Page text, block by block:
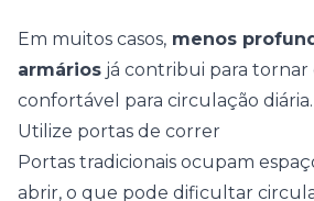
Em muitos casos, menos
armários já contribui para tornar
confortável para circulação diária.
Utilize portas de correr
Portas tradicionais ocupam
abrir, o que pode dificultar